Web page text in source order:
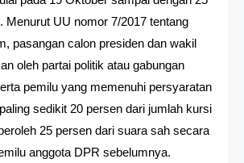
Menurut UU nomor 7/2017 tentang
pasangan calon presiden dan wakil
oleh partai politik atau gabungan
pemilu yang memenuhi persyaratan
sedikit 20 persen dari jumlah kursi
25 persen dari suara sah secara
anggota DPR sebelumnya.